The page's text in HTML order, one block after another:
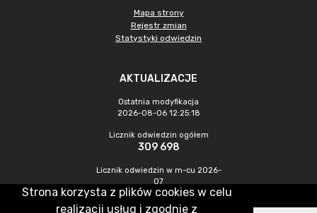
Mapa strony
Rejestr zmian
Statystyki odwiedzin
AKTUALIZACJE
Ostatnia modyfikacja
2026-08-06 12:25:18
Licznik odwiedzin ogółem
309 698
Licznik odwiedzin w m-cu 2026-
07
396
Strona korzysta z plików cookies w celu
realizacji usług i zgodnie z